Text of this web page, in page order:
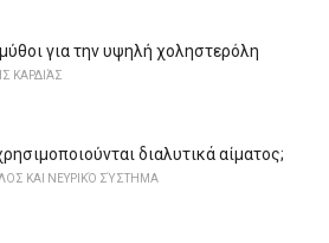
για την υψηλή χοληστερόλη
ΚΑΡΔΙΆΣ
διαλυτικά αίματος;
ΚΑΙ ΝΕΥΡΙΚΌ ΣΎΣΤΗΜΑ